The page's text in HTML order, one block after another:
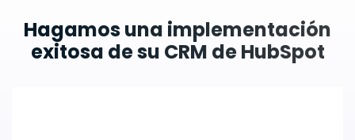
disponible para participar en las
sesiones de formación y configuración.
Hagamos una implementación
exitosa de su CRM de HubSpot